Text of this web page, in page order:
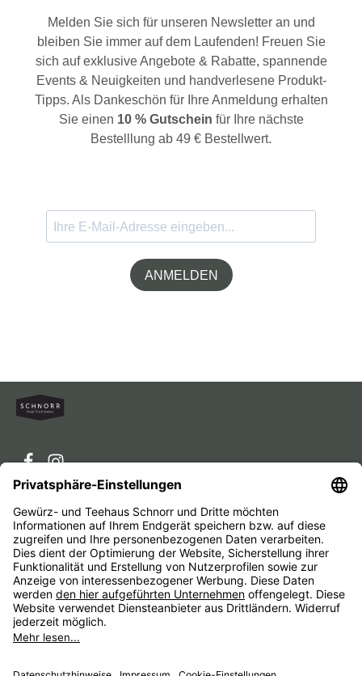
Melden Sie sich für unseren Newsletter an und
bleiben Sie immer auf dem Laufenden! Freuen Sie
sich auf exklusive Angebote & Rabatte, spannende
Events & Neuigkeiten und handverlesene Produkt-
Tipps. Als Dankeschön für Ihre Anmeldung erhalten
Sie einen 10 % Gutschein für Ihre nächste
Bestelllung ab 49 € Bestellwert.
ANMELDEN
Service-Hotline
Service
Unternehmen
Alle Preise inkl. gesetzl. Mehrwertsteuer zzgl.